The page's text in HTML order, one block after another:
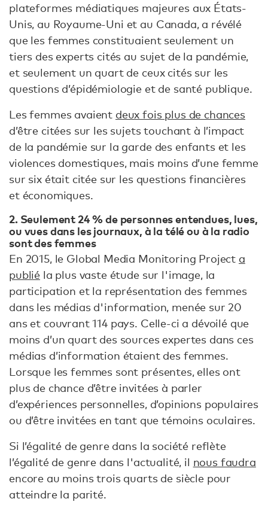
plateformes médiatiques majeures aux États-
Unis, au Royaume-Uni et au Canada, a révélé
que les femmes constituaient seulement un
tiers des experts cités au sujet de la pandémie,
et seulement un quart de ceux cités sur les
questions d’épidémiologie et de santé publique.
Les femmes avaient deux fois plus de chances
d’être citées sur les sujets touchant à l’impact
de la pandémie sur la garde des enfants et les
violences domestiques, mais moins d’une femme
sur six était citée sur les questions financières
et économiques.
2. Seulement 24 % de personnes entendues, lues,
ou vues dans les journaux, à la télé ou à la radio
sont des femmes
En 2015, le Global Media Monitoring Project a
publié la plus vaste étude sur l'image, la
participation et la représentation des femmes
dans les médias d'information, menée sur 20
ans et couvrant 114 pays. Celle-ci a dévoilé que
moins d’un quart des sources expertes dans ces
médias d’information étaient des femmes.
Lorsque les femmes sont présentes, elles ont
plus de chance d’être invitées à parler
d’expériences personnelles, d’opinions populaires
ou d’être invitées en tant que témoins oculaires.
Si l’égalité de genre dans la société reflète
l’égalité de genre dans l'actualité, il nous faudra
encore au moins trois quarts de siècle pour
atteindre la parité.